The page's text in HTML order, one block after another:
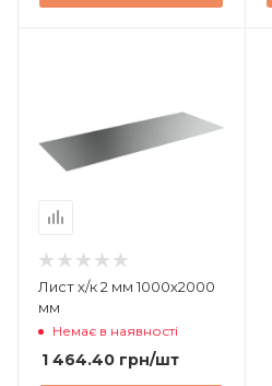
Лист х/к 2 мм 1000х2000
мм
Немає в наявності
1 464.40 грн/шт